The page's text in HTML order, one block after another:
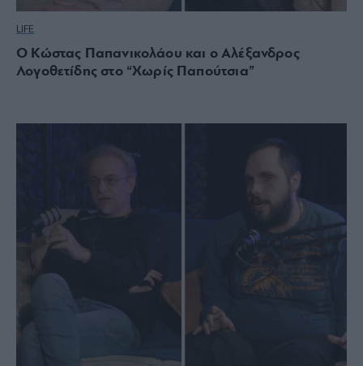
LIFE
Ο Κώστας Παπανικολάου και ο Αλέξανδρος
Λογοθετίδης στο “Χωρίς Παπούτσια”